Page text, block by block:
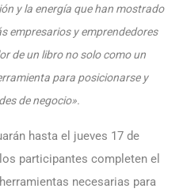
y la energía que han mostrado
empresarios y emprendedores
de un libro no solo como un
para posicionarse y
de negocio».
hasta el jueves 17 de
participantes completen el
necesarias para